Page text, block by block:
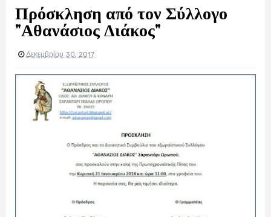
Πρόσκληση από τον Σύλλογο
"Αθανάσιος Διάκος"
Δεκεμβρίου 30, 2017